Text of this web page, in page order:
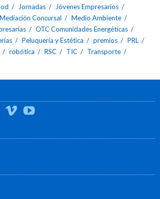
Jornadas
Jóvenes Empresarios
Mediación Concursal
Medio Ambiente
OTC Comunidades Energéticas
Peluquería y Estética premios
PRL
robótica RSC TIC
Transporte
Instagram
Vimeo